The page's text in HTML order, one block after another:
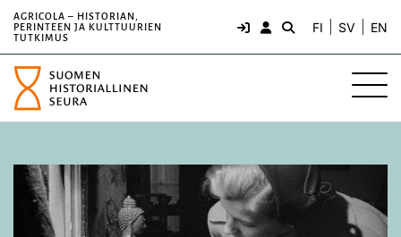
AGRICOLA – HISTORIAN,
PERINTEEN JA KULTTUURIEN
TUTKIMUS
FI SV EN